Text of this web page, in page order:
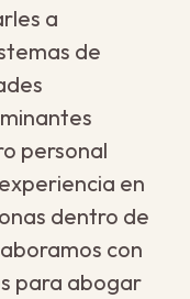
a
de
personal
en
dentro de
con
para abogar